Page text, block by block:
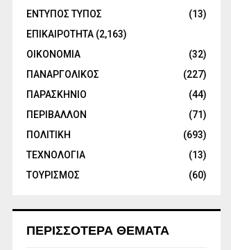
ΕΝΤΥΠΟΣ ΤΥΠΟΣ
(13)
ΕΠΙΚΑΙΡΟΤΗΤΑ (2,163)
ΟΙΚΟΝΟΜΙΑ
(32)
ΠΑΝΑΡΓΟΛΙΚΟΣ
(227)
ΠΑΡΑΣΚΗΝΙΟ
(44)
ΠΕΡΙΒΑΛΛΟΝ
(71)
ΠΟΛΙΤΙΚΗ
(693)
ΤΕΧΝΟΛΟΓΙΑ
(13)
ΤΟΥΡΙΣΜΟΣ
(60)
ΠΕΡΙΣΣΟΤΕΡΑ ΘΕΜΑΤΑ